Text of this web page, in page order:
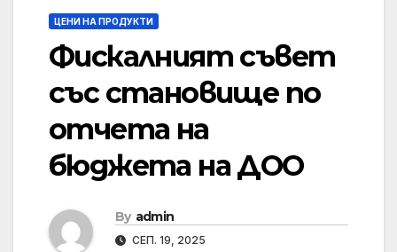
ЦЕНИ НА ПРОДУКТИ
Фискалният съвет
със становище по
отчета на
бюджета на ДОО
By admin
СЕП. 19, 2025